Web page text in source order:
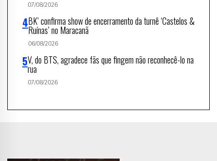
07/08/2026
BK’ confirma show de encerramento da turnê ‘Castelos &
Ruínas’ no Maracanã
06/08/2026
V, do BTS, agradece fãs que fingem não reconhecê-lo na
rua
07/08/2026